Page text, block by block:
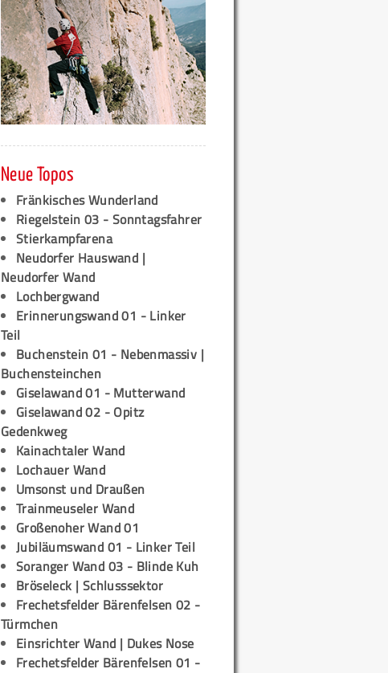
Neue Topos
Fränkisches Wunderland
Riegelstein 03 - Sonntagsfahrer
Stierkampfarena
Neudorfer Hauswand |
Neudorfer Wand
Lochbergwand
Erinnerungswand 01 - Linker
Teil
Buchenstein 01 - Nebenmassiv |
Buchensteinchen
Giselawand 01 - Mutterwand
Giselawand 02 - Opitz
Gedenkweg
Kainachtaler Wand
Lochauer Wand
Umsonst und Draußen
Trainmeuseler Wand
Großenoher Wand 01
Jubiläumswand 01 - Linker Teil
Soranger Wand 03 - Blinde Kuh
Bröseleck | Schlusssektor
Frechetsfelder Bärenfelsen 02 -
Türmchen
Einsrichter Wand | Dukes Nose
Frechetsfelder Bärenfelsen 01 -